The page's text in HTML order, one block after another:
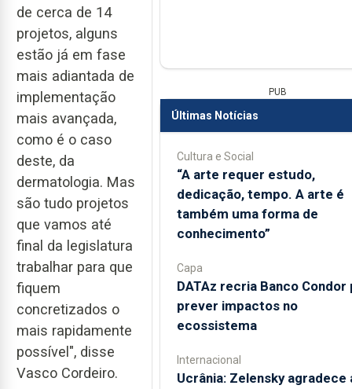
de cerca de 14
projetos, alguns
estão já em fase
mais adiantada de
implementação
mais avançada,
como é o caso
deste, da
dermatologia. Mas
são tudo projetos
que vamos até
final da legislatura
trabalhar para que
fiquem
concretizados o
mais rapidamente
possível", disse
Vasco Cordeiro.
PUB
Últimas Notícias
Cultura e Social
“A arte requer estudo,
dedicação, tempo. A arte é
também uma forma de
conhecimento”
Capa
DATAz recria Banco Condor
prever impactos no
ecossistema
Internacional
Ucrânia: Zelensky agradece